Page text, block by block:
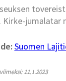
Kirke-
Suomen
11.1.2023